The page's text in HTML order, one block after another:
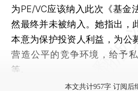
为PE/VC应该纳入此次《基金
然最终并未被纳入。她指出，
本意为保护投资人利益，为公
营造公平的竞争环境，给予
等。
本文共计957字 订阅后